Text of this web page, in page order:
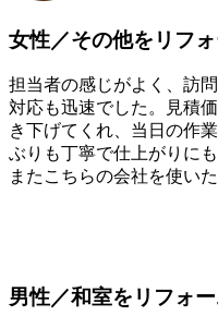
女性／その他をリフ
担当者の感じがよく、訪
対応も迅速でした。見積
き下げてくれ、当日の作
ぶりも丁寧で仕上がりに
またこちらの会社を使い
男性／和室をリフォ